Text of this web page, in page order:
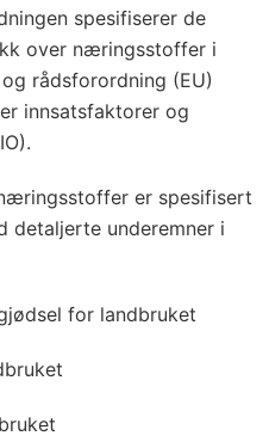
spesifiserer de
over næringsstoffer i
rådsforordning (EU)
innsatsfaktorer og
er spesifisert
detaljerte underemner i
for landbruket